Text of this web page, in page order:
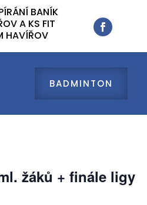
BANÍK
A KS FIT
HAVÍŘOV
BADMINTON
BANÍK
A KS FIT
HAVÍŘOV
BADMINTON
žáků + finále ligy